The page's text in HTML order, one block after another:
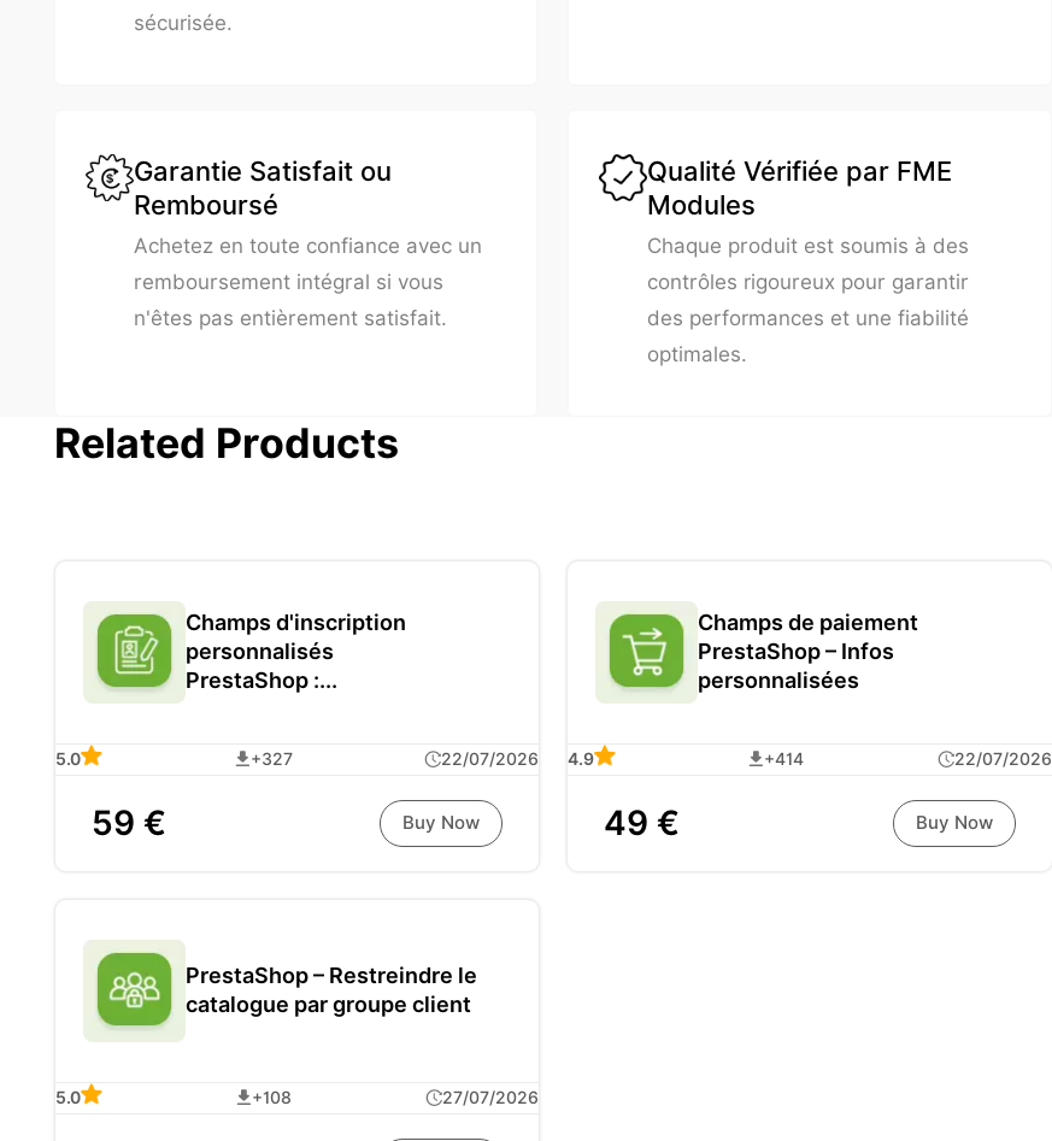
sécurisée.
Garantie Satisfait ou
Remboursé
Achetez en toute confiance avec un
remboursement intégral si vous
n'êtes pas entièrement satisfait.
Qualité Vérifiée par FME
Modules
Chaque produit est soumis à des
contrôles rigoureux pour garantir
des performances et une fiabilité
optimales.
Related Products
Champs d'inscription
personnalisés
PrestaShop :...
5.0 +327 22/07/2026
59 € Buy Now
Champs de paiement
PrestaShop – Infos
personnalisées
4.9 +414 22/07/2026
49 € Buy Now
PrestaShop – Restreindre le
catalogue par groupe client
5.0 +108 27/07/2026